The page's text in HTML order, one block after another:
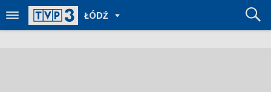
ŁÓDŹ
POWRÓT
DO
REGIONY